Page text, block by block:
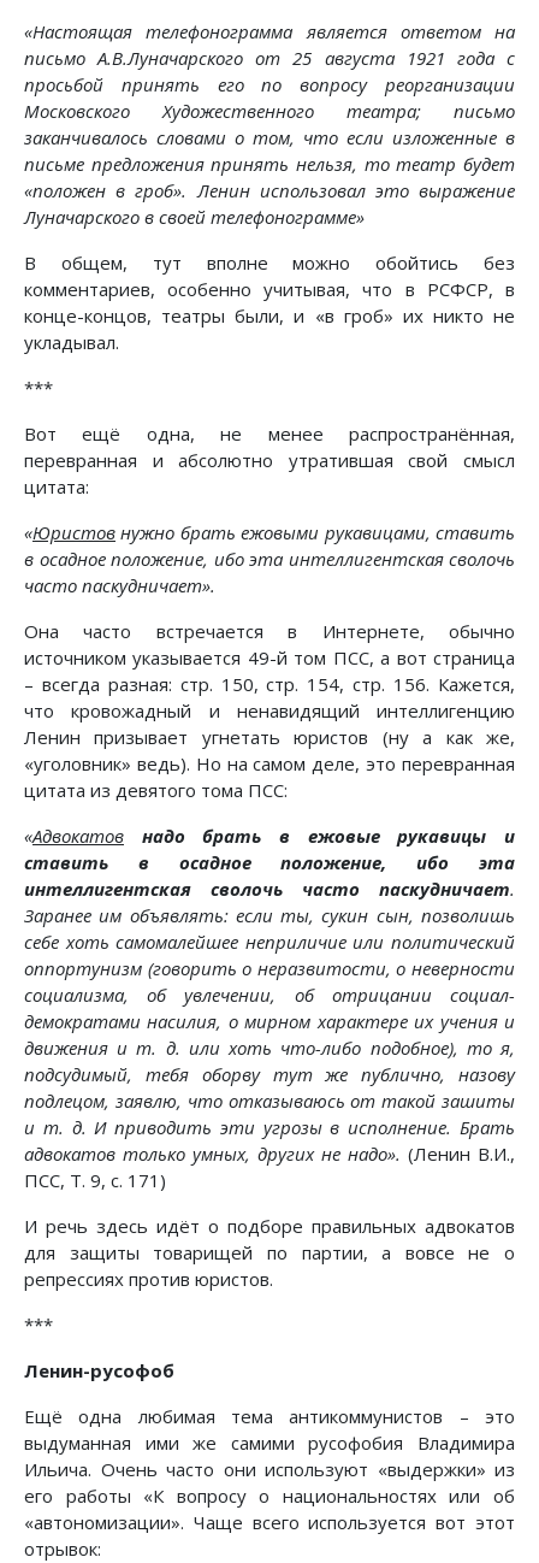
«Настоящая телефонограмма является ответом на
письмо А.В.Луначарского от 25 августа 1921 года с
просьбой принять его по вопросу реорганизации
Московского Художественного театра; письмо
заканчивалось словами о том, что если изложенные в
письме предложения принять нельзя, то театр будет
«положен в гроб». Ленин использовал это выражение
Луначарского в своей телефонограмме»
В общем, тут вполне можно обойтись без
комментариев, особенно учитывая, что в РСФСР, в
конце-концов, театры были, и «в гроб» их никто не
укладывал.
***
Вот ещё одна, не менее распространённая,
перевранная и абсолютно утратившая свой смысл
цитата:
«Юристов нужно брать ежовыми рукавицами, ставить
в осадное положение, ибо эта интеллигентская сволочь
часто паскудничает».
Она часто встречается в Интернете, обычно
источником указывается 49-й том ПСС, а вот страница
– всегда разная: стр. 150, стр. 154, стр. 156. Кажется,
что кровожадный и ненавидящий интеллигенцию
Ленин призывает угнетать юристов (ну а как же,
«уголовник» ведь). Но на самом деле, это перевранная
цитата из девятого тома ПСС:
«Адвокатов
надо брать в ежовые рукавицы и
ставить в осадное положение, ибо эта
интеллигентская сволочь часто паскудничает.
Заранее им объявлять: если ты, сукин сын, позволишь
себе хоть самомалейшее неприличие или политический
оппортунизм (говорить о неразвитости, о неверности
социализма, об увлечении, об отрицании социал-
демократами насилия, о мирном характере их учения и
движения и т. д. или хоть что-либо подобное), то я,
подсудимый, тебя оборву тут же публично, назову
подлецом, заявлю, что отказываюсь от такой зашиты
и т. д. И приводить эти угрозы в исполнение. Брать
адвокатов только умных, других не надо». (Ленин В.И.,
ПСС, Т. 9, с. 171)
И речь здесь идёт о подборе правильных адвокатов
для защиты товарищей по партии, а вовсе не о
репрессиях против юристов.
***
Ленин-русофоб
Ещё одна любимая тема антикоммунистов – это
выдуманная ими же самими русофобия Владимира
Ильича. Очень часто они используют «выдержки» из
его работы «К вопросу о национальностях или об
«автономизации». Чаще всего используется вот этот
отрывок: